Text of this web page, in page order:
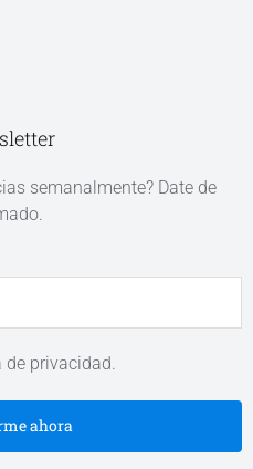
semanalmente? Date de
de privacidad.
ahora